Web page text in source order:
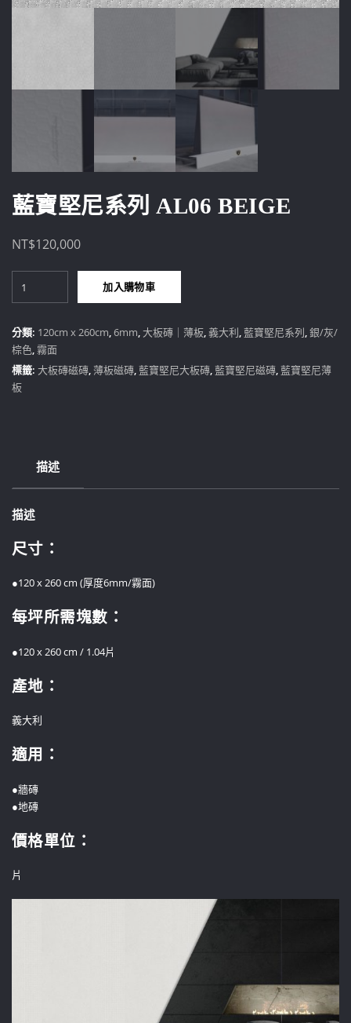
藍寶堅尼系列 AL06 BEIGE
NT$120,000
尼
系
列
AL06
加入購物車
分類: 120cm x 260cm,6mm,大板磚｜薄板,義大利,藍寶堅尼系列,銀/灰/
棕色,霧面
標籤: 大板磚磁磚,薄板磁磚,藍寶堅尼大板磚,藍寶堅尼磁磚,藍寶堅尼薄
板
描述
描述
尺寸：
●120 x 260 cm (厚度6mm/霧面)
每坪所需塊數：
●120 x 260 cm / 1.04片
產地：
義大利
適用：
●牆磚
●地磚
價格單位 ：
片